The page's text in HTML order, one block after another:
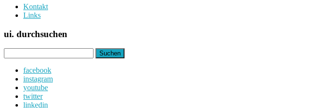
Kontakt
Links
ui. durchsuchen
nach:
facebook
instagram
youtube
twitter
linkedin